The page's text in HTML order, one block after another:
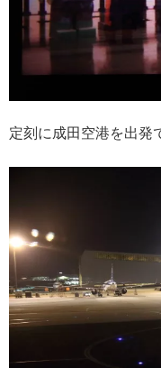
定刻に成田空港を出発